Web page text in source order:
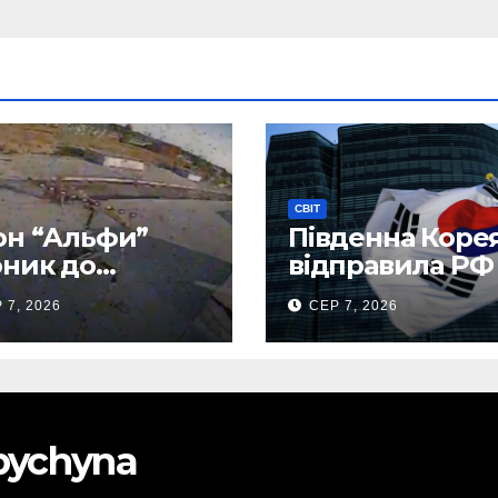
“Альфи”
до
та
“Шахед”
7, 2026
СВІТ
Південна
відправила РФ
тисяч тонн
авіапалива
СЕР 7, 2026